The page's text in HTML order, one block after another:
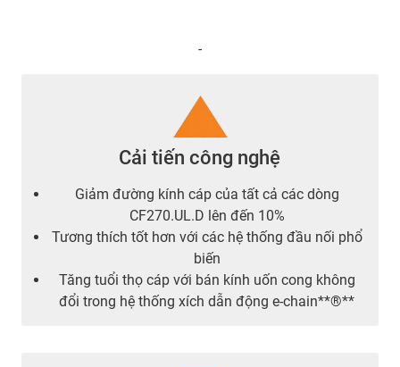
-
Cải tiến công nghệ
Giảm đường kính cáp của tất cả các dòng
CF270.UL.D lên đến 10%
Tương thích tốt hơn với các hệ thống đầu nối phổ
biến
Tăng tuổi thọ cáp với bán kính uốn cong không
đổi trong hệ thống xích dẫn động e-chain**®**